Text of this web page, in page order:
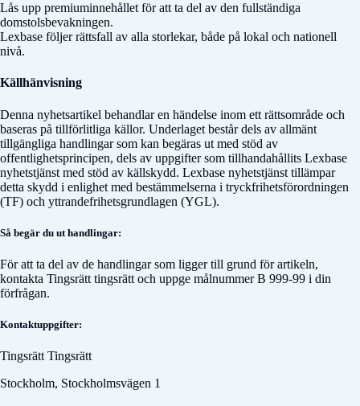
Lås upp premiuminnehållet för att ta del av den fullständiga
domstolsbevakningen.
Lexbase följer rättsfall av alla storlekar, både på lokal och nationell
nivå.
Källhänvisning
Denna nyhetsartikel behandlar en händelse inom ett rättsområde och
baseras på tillförlitliga källor. Underlaget består dels av allmänt
tillgängliga handlingar som kan begäras ut med stöd av
offentlighetsprincipen, dels av uppgifter som tillhandahållits Lexbase
nyhetstjänst med stöd av källskydd. Lexbase nyhetstjänst tillämpar
detta skydd i enlighet med bestämmelserna i tryckfrihetsförordningen
(TF) och yttrandefrihetsgrundlagen (YGL).
Så begär du ut handlingar:
För att ta del av de handlingar som ligger till grund för artikeln,
kontakta Tingsrätt tingsrätt och uppge målnummerB 999-99 i din
förfrågan.
Kontaktuppgifter:
Tingsrätt Tingsrätt
Stockholm, Stockholmsvägen 1